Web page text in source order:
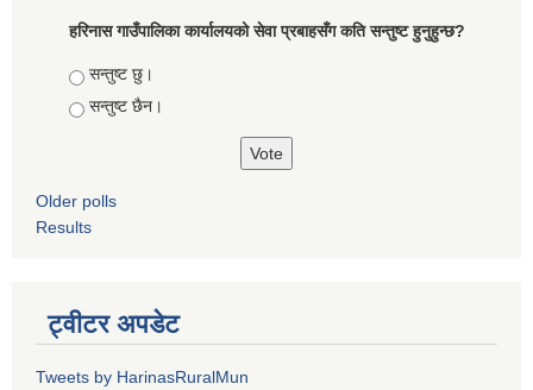
हरिनास गाउँपालिका कार्यालयको सेवा प्रबाहसँग कति सन्तुष्ट हुनुहुन्छ?
Choices
सन्तुष्ट छु।
सन्तुष्ट छैन।
Older polls
Results
ट्वीटर अपडेट
Tweets by HarinasRuralMun